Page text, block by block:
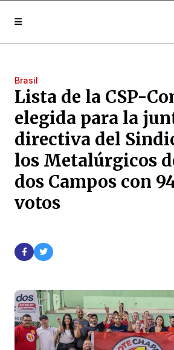
Brasil
Lista de la CSP-
elegida para la
directiva del
los Metalúrgicos
dos Campos con
votos